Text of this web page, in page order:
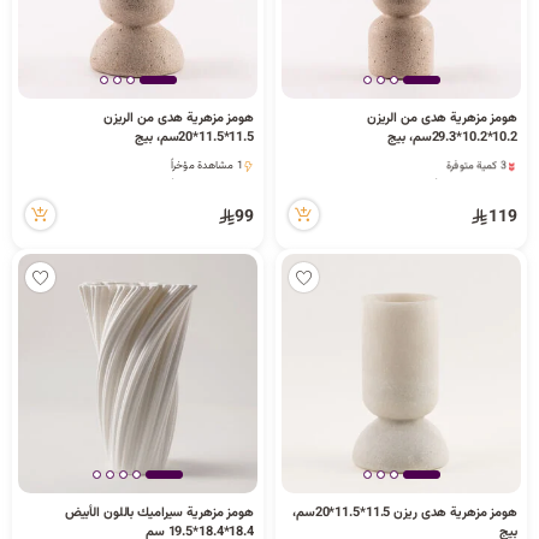
هومز مزهرية هدى من الريزن
10.2*10.2*29.3سم، بيج
3 كمية متوفرة
1 مشاهدة مؤخراً
119
هومز مزهرية هدى من الريزن
11.5*11.5*20سم، بيج
1 مشاهدة مؤخراً
99
هومز مزهرية هدى ريزن 11.5*11.5*20سم،
بيج
هومز مزهرية سيراميك باللون الأبيض
18.4*18.4*19.5 سم